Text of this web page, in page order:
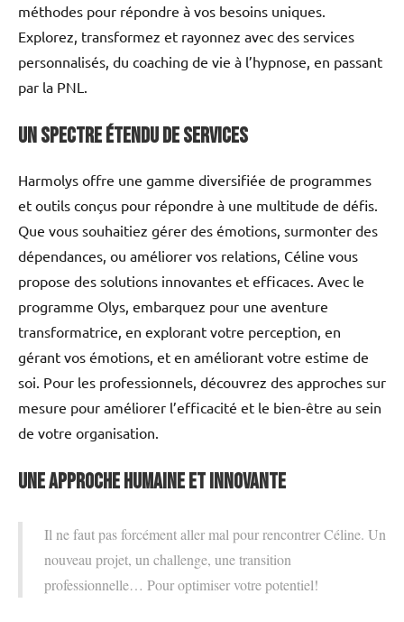
méthodes pour répondre à vos besoins uniques.
Explorez, transformez et rayonnez avec des services
personnalisés, du coaching de vie à l’hypnose, en passant
par la PNL.
Un Spectre Étendu de Services
Harmolys offre une gamme diversifiée de programmes
et outils conçus pour répondre à une multitude de défis.
Que vous souhaitiez gérer des émotions, surmonter des
dépendances, ou améliorer vos relations, Céline vous
propose des solutions innovantes et efficaces. Avec le
programme Olys, embarquez pour une aventure
transformatrice, en explorant votre perception, en
gérant vos émotions, et en améliorant votre estime de
soi. Pour les professionnels, découvrez des approches sur
mesure pour améliorer l’efficacité et le bien-être au sein
de votre organisation.
Une Approche Humaine et Innovante
Il ne faut pas forcément aller mal pour rencontrer Céline. Un
nouveau projet, un challenge, une transition
professionnelle… Pour optimiser votre potentiel!